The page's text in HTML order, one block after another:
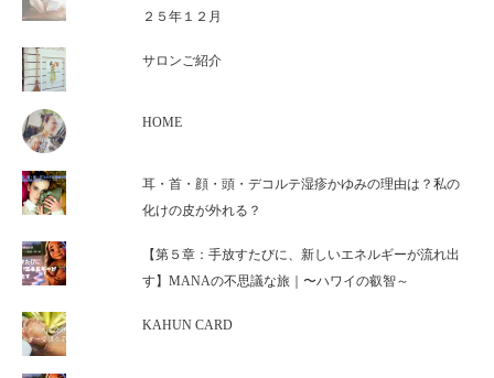
２５年１２月
サロンご紹介
HOME
耳・首・顔・頭・デコルテ湿疹かゆみの理由は？私の
化けの皮が外れる？
【第５章：手放すたびに、新しいエネルギーが流れ出
す】MANAの不思議な旅｜〜ハワイの叡智～
KAHUN CARD